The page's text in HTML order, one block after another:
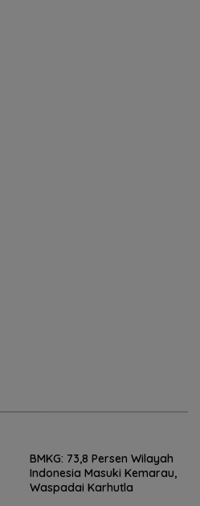
BMKG: 73,8 Persen Wilayah
Indonesia Masuki Kemarau,
Waspadai Karhutla